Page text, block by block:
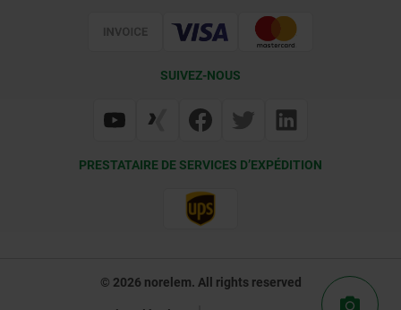
SUIVEZ-NOUS
PRESTATAIRE DE SERVICES D’EXPÉDITION
© 2026 norelem. All rights reserved